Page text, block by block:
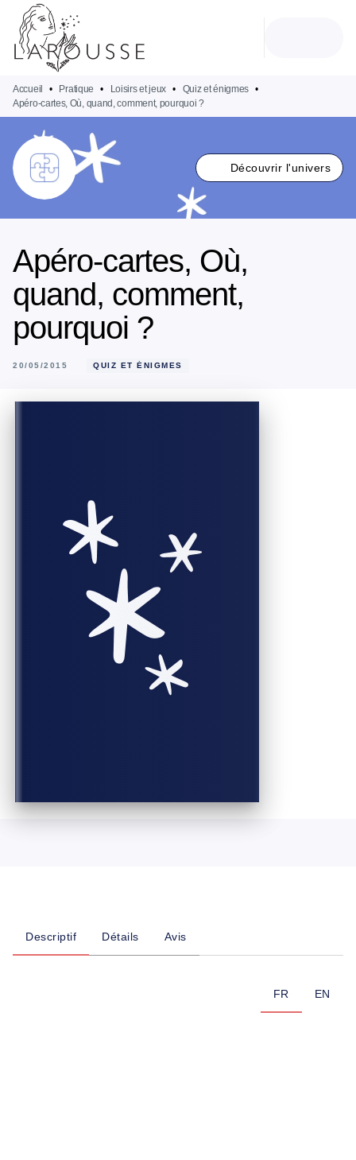
MENU
PIED DE PAGE
Accueil • Pratique • Loisirs et jeux • Quiz et énigmes •
Apéro-cartes, Où, quand, comment, pourquoi ?
Découvrir l'univers
Apéro-cartes, Où,
quand, comment,
pourquoi ?
20/05/2015 QUIZ ET ÉNIGMES
Descriptif Détails Avis
FR EN